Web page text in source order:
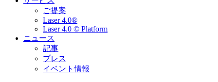
ご提案
Laser 4.0®
Laser 4.0 © Platform
ニュース
記事
プレス
イベント情報